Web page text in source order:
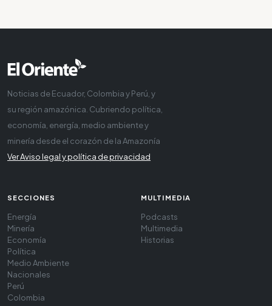
Noticias de Ecuador, Colombia y Perú, y
su región amazónica. Cubriendo política,
economía, energía, medio ambiente y
minería desde el corazón de la Amazonía
Ver Aviso legal y política de privacidad
SECCIONES
Energía
Minería
Economía
Política
Medio Ambiente
Nacionales
Perú
Colombia
MULTIMEDIA
Podcasts
Multimedia
Historias